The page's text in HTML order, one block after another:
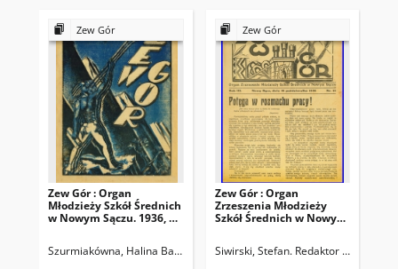
Zew Gór
Zew Gór : Organ
Młodzieży Szkół Średnich
w Nowym Sączu. 1936, R.
Szurmiakówna, Halina Barbara (1920-1945). Redaktor naczelny
Zew Gór
Zew Gór : Organ
Zrzeszenia Młodzieży
Szkół Średnich w Nowym
Siwirski, Stefan. Redaktor naczelny